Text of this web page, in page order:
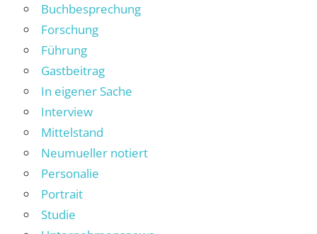
Buchbesprechung
Forschung
Führung
Gastbeitrag
In eigener Sache
Interview
Mittelstand
Neumueller notiert
Personalie
Portrait
Studie